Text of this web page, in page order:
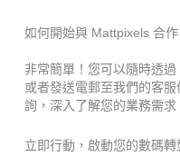
如何開始與 Mattpixels 合作
非常簡單！您可以隨時透
或者發送電郵至我們的客
詢，深入了解您的業務需
立即行動，啟動您的數碼轉